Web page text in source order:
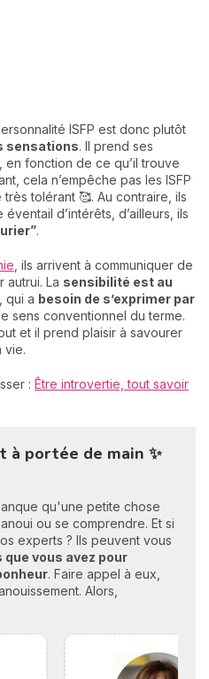
ISFP est donc plutôt
sensations. Il prend ses
fonction de ce qu’il trouve
cela n’empêche pas les ISFP
très tolérant 🥰. Au contraire, ils
d’intérêts, d’ailleurs, ils
.
, ils arrivent à communiquer de
autrui. La sensibilité est au
, qui a besoin de s’exprimer par
sens conventionnel du terme.
et il prend plaisir à savourer
vie.
: Être introvertie, tout savoir
à portée de main ✨
qu'une petite chose
ou se comprendre. Et si
experts ? Ils peuvent vous
vous avez pour
r. Faire appel à eux,
Alors,